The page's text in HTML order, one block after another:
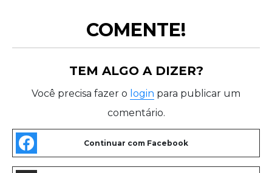
COMENTE!
TEM ALGO A DIZER?
Você precisa fazer o login para publicar um
comentário.